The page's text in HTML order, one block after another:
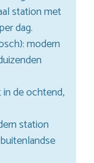
station met
dag.
modern
de ochtend,
station